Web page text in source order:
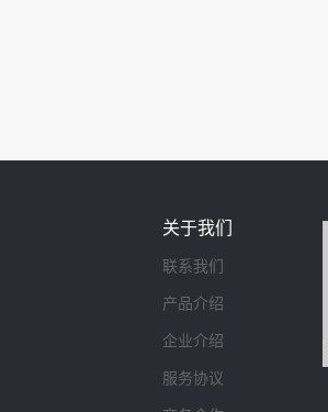
关于我们
联系我们
产品介绍
企业介绍
服务协议